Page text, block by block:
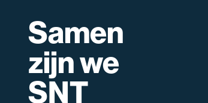
Samen
zijn we
SNT